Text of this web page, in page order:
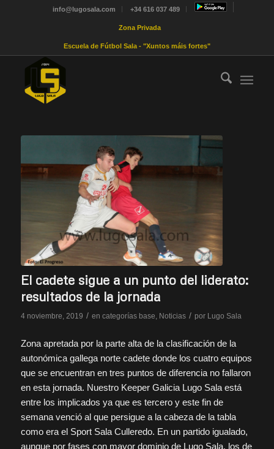
info@lugosala.com +34 616 037 489
Zona Privada
Escuela de Fútbol Sala - "Xuntos máis fortes"
El cadete sigue a un punto del liderato:
resultados de la jornada
4 noviembre, 2019 / en categorías base, Noticias / por Lugo Sala
Zona apretada por la parte alta de la clasificación de la
autonómica gallega norte cadete donde los cuatro equipos
que se encuentran en tres puntos de diferencia no fallaron
en esta jornada. Nuestro Keeper Galicia Lugo Sala está
entre los implicados ya que es tercero y este fin de
semana venció al que persigue a la cabeza de la tabla
como era el Sport Sala Culleredo. En un partido igualado,
aunque por fases con mayor dominio de Lugo Sala, los de